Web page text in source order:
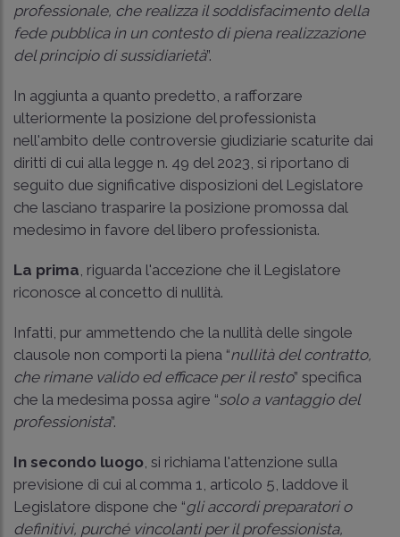
professionale, che realizza il soddisfacimento della
fede pubblica in un contesto di piena realizzazione
del principio di sussidiarietà”.
In aggiunta a quanto predetto, a rafforzare
ulteriormente la posizione del professionista
nell'ambito delle controversie giudiziarie scaturite dai
diritti di cui alla legge n. 49 del 2023 , si riportano di
seguito due significative disposizioni del Legislatore
che lasciano trasparire la posizione promossa dal
medesimo in favore del libero professionista.
La prima , riguarda l'accezione che il Legislatore
riconosce al concetto di nullità.
Infatti, pur ammettendo che la nullità delle singole
clausole non comporti la piena “nullità del contratto,
che rimane valido ed efficace per il resto” specifica
che la medesima possa agire “solo a vantaggio del
professionista”.
In secondo luogo , si richiama l'attenzione sulla
previsione di cui al comma 1, articolo 5, laddove il
Legislatore dispone che “gli accordi preparatori o
definitivi, purché vincolanti per il professionista,